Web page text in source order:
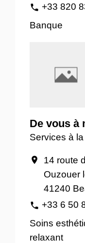
phone +33 820
Banque
De vous à
Services à
location_on
14 route
Ouzouer
41240
phone +33 6 50
Soins
relaxant